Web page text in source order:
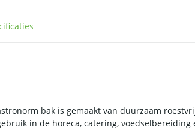
bak is gemaakt van duurzaam
in de horeca, catering, voedselbereiding